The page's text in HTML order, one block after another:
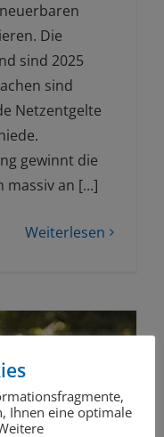
Die
sind 2025
sind
Netzentgelte
gewinnt die
massiv an [...]
Weiterlesen
Ihnen eine optimale